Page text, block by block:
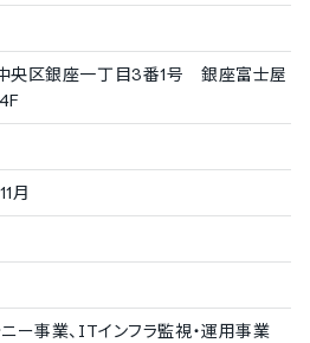
の変換機能
応
央区銀座一丁目3番1号 銀座富士屋
月
ニー事業、ITインフラ監視・運用事業